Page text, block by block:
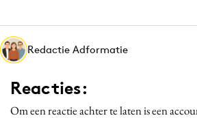
Influencer marketing
Interne communicatie
Media
Merkstrategie
Redactie Adformatie
Reacties:
Om een reactie achter te laten is een